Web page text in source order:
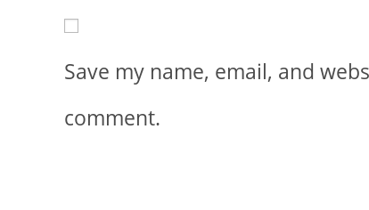
Save my name, email, and
comment.